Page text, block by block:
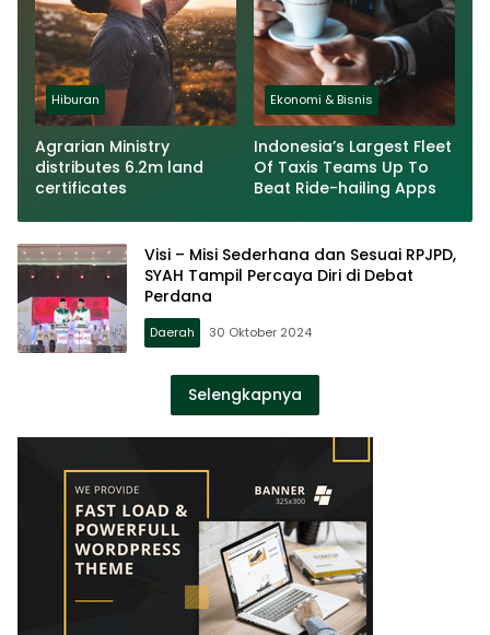
Hiburan
Agrarian Ministry
distributes 6.2m land
certificates
Ekonomi & Bisnis
Indonesia’s Largest Fleet
Of Taxis Teams Up To
Beat Ride-hailing Apps
Visi – Misi Sederhana dan Sesuai RPJPD,
SYAH Tampil Percaya Diri di Debat
Perdana
Daerah 30 Oktober 2024
Selengkapnya